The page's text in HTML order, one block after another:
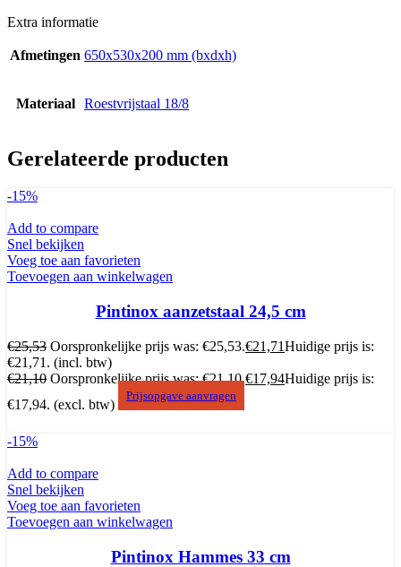
Extra informatie
Afmetingen 650x530x200 mm (bxdxh)
Materiaal Roestvrijstaal 18/8
Gerelateerde producten
-15%
Add to compare
Snel bekijken
Voeg toe aan favorieten
Toevoegen aan winkelwagen
Pintinox aanzetstaal 24,5 cm
€25,53 Oorspronkelijke prijs was: €25,53.€21,71Huidige prijs is:
€21,71. (incl. btw)
€21,10 Oorspronkelijke prijs was: €21,10.€17,94Huidige prijs is:
€17,94. (excl. btw)
Prijsopgave aanvragen
-15%
Add to compare
Snel bekijken
Voeg toe aan favorieten
Toevoegen aan winkelwagen
Pintinox Hammes 33 cm